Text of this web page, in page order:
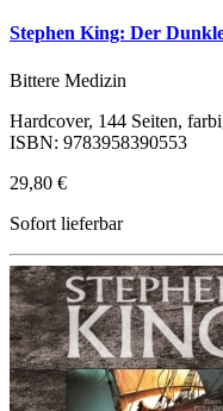
Stephen King: Der
Bittere Medizin
Hardcover, 144 Seiten,
ISBN: 9783958390553
29,80 €
Sofort lieferbar